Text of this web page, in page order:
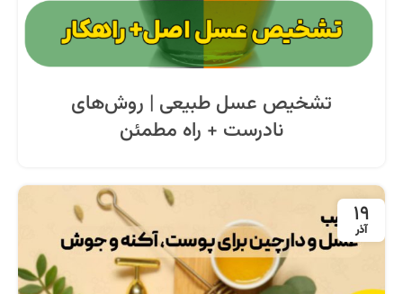
تشخیص عسل طبیعی | روش‌های
نادرست + راه مطمئن
19
آذر